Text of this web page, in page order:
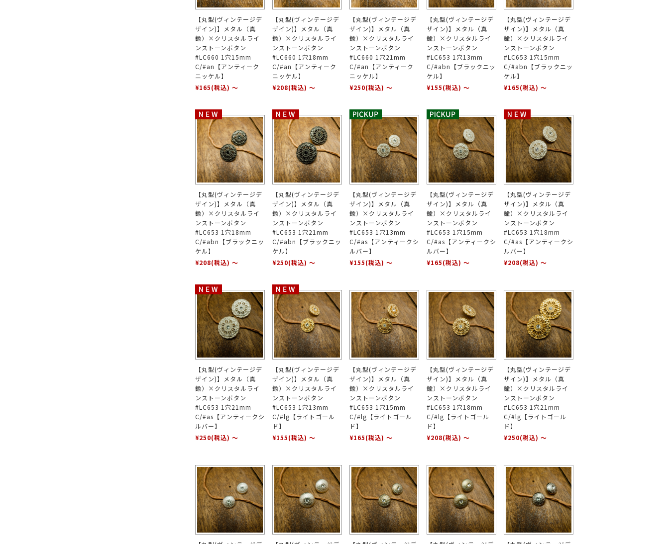
【丸型(ヴィンテージデ
ザイン)】メタル（真
鍮）×クリスタルライ
ンストーンボタン
#LC660 1穴15mm
C/#an【アンティーク
ニッケル】
¥165(税込) ～
【丸型(ヴィンテージデ
ザイン)】メタル（真
鍮）×クリスタルライ
ンストーンボタン
#LC660 1穴18mm
C/#an【アンティーク
ニッケル】
¥208(税込) ～
【丸型(ヴィンテージデ
ザイン)】メタル（真
鍮）×クリスタルライ
ンストーンボタン
#LC660 1穴21mm
C/#an【アンティーク
ニッケル】
¥250(税込) ～
【丸型(ヴィンテージデ
ザイン)】メタル（真
鍮）×クリスタルライ
ンストーンボタン
#LC653 1穴13mm
C/#abn【ブラックニッ
ケル】
¥155(税込) ～
【丸型(ヴィンテージデ
ザイン)】メタル（真
鍮）×クリスタルライ
ンストーンボタン
#LC653 1穴15mm
C/#abn【ブラックニッ
ケル】
¥165(税込) ～
【丸型(ヴィンテージデ
ザイン)】メタル（真
鍮）×クリスタルライ
ンストーンボタン
#LC653 1穴18mm
C/#abn【ブラックニッ
ケル】
¥208(税込) ～
【丸型(ヴィンテージデ
ザイン)】メタル（真
鍮）×クリスタルライ
ンストーンボタン
#LC653 1穴21mm
C/#abn【ブラックニッ
ケル】
¥250(税込) ～
【丸型(ヴィンテージデ
ザイン)】メタル（真
鍮）×クリスタルライ
ンストーンボタン
#LC653 1穴13mm
C/#as【アンティークシ
ルバー】
¥155(税込) ～
【丸型(ヴィンテージデ
ザイン)】メタル（真
鍮）×クリスタルライ
ンストーンボタン
#LC653 1穴15mm
C/#as【アンティークシ
ルバー】
¥165(税込) ～
【丸型(ヴィンテージデ
ザイン)】メタル（真
鍮）×クリスタルライ
ンストーンボタン
#LC653 1穴18mm
C/#as【アンティークシ
ルバー】
¥208(税込) ～
【丸型(ヴィンテージデ
ザイン)】メタル（真
鍮）×クリスタルライ
ンストーンボタン
#LC653 1穴21mm
C/#as【アンティークシ
ルバー】
¥250(税込) ～
【丸型(ヴィンテージデ
ザイン)】メタル（真
鍮）×クリスタルライ
ンストーンボタン
#LC653 1穴13mm
C/#lg【ライトゴール
ド】
¥155(税込) ～
【丸型(ヴィンテージデ
ザイン)】メタル（真
鍮）×クリスタルライ
ンストーンボタン
#LC653 1穴15mm
C/#lg【ライトゴール
ド】
¥165(税込) ～
【丸型(ヴィンテージデ
ザイン)】メタル（真
鍮）×クリスタルライ
ンストーンボタン
#LC653 1穴18mm
C/#lg【ライトゴール
ド】
¥208(税込) ～
【丸型(ヴィンテージデ
ザイン)】メタル（真
鍮）×クリスタルライ
ンストーンボタン
#LC653 1穴21mm
C/#lg【ライトゴール
ド】
¥250(税込) ～